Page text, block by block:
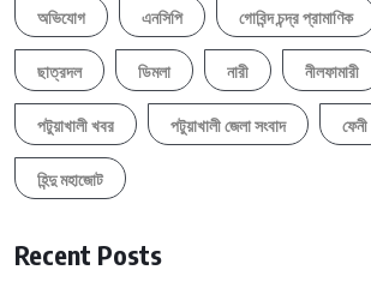
অভিযোগ এনসিপি গোবিন্দ চন্দ্র প্রামাণিক
ছাত্রদল ডিমলা নারী নীলফামারী
পটুয়াখালী খবর পটুয়াখালী জেলা সংবাদ ফেনী
হিন্দু মহাজোট
Recent Posts